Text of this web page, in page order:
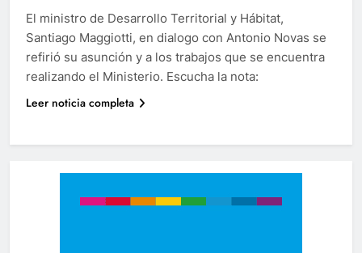
El ministro de Desarrollo Territorial y Hábitat,
Santiago Maggiotti, en dialogo con Antonio Novas se
refirió su asunción y a los trabajos que se encuentra
realizando el Ministerio. Escucha la nota:
Leer noticia completa